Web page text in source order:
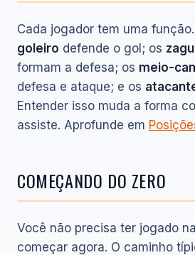
Cada jogador tem uma
goleiro defende o gol; os
formam a defesa; os meio-
defesa e ataque; e os
Entender isso muda a forma
assiste. Aprofunde em
COMEÇANDO DO ZERO
Você não precisa ter jogado
começar agora. O caminho